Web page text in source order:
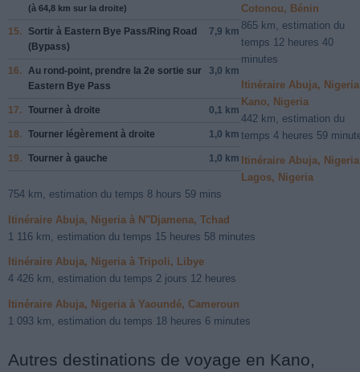
(à 64,8 km sur la droite)
15. Sortir à Eastern Bye Pass/Ring Road
(Bypass)
7,9 km
16. Au rond-point, prendre la 2e sortie sur
Eastern Bye Pass
3,0 km
17. Tourner à droite 0,1 km
18. Tourner légèrement à droite 1,0 km
19. Tourner à gauche 1,0 km
Cotonou, Bénin
865 km, estimation du
temps 12 heures 40
minutes
Itinéraire Abuja,
Kano, Nigeria
442 km, estimation du
temps 4 heures 59
Itinéraire Abuja,
Lagos, Nigeria
754 km, estimation du temps 8 hours 59 mins
Itinéraire Abuja, Nigeria à N"Djamena, Tchad
1 116 km, estimation du temps 15 heures 58 minutes
Itinéraire Abuja, Nigeria à Tripoli, Libye
4 426 km, estimation du temps 2 jours 12 heures
Itinéraire Abuja, Nigeria à Yaoundé, Cameroun
1 093 km, estimation du temps 18 heures 6 minutes
Autres destinations de voyage en Kano,